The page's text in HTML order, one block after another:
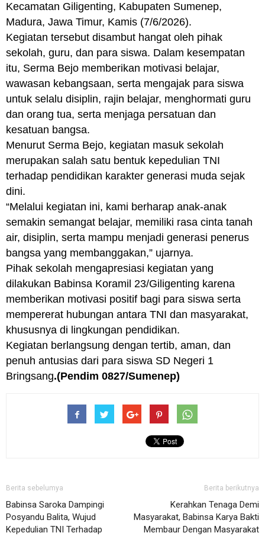
Kecamatan Giligenting, Kabupaten Sumenep,
Madura, Jawa Timur, Kamis (7/6/2026).
Kegiatan tersebut disambut hangat oleh pihak
sekolah, guru, dan para siswa. Dalam kesempatan
itu, Serma Bejo memberikan motivasi belajar,
wawasan kebangsaan, serta mengajak para siswa
untuk selalu disiplin, rajin belajar, menghormati guru
dan orang tua, serta menjaga persatuan dan
kesatuan bangsa.
Menurut Serma Bejo, kegiatan masuk sekolah
merupakan salah satu bentuk kepedulian TNI
terhadap pendidikan karakter generasi muda sejak
dini.
“Melalui kegiatan ini, kami berharap anak-anak
semakin semangat belajar, memiliki rasa cinta tanah
air, disiplin, serta mampu menjadi generasi penerus
bangsa yang membanggakan,” ujarnya.
Pihak sekolah mengapresiasi kegiatan yang
dilakukan Babinsa Koramil 23/Giligenting karena
memberikan motivasi positif bagi para siswa serta
mempererat hubungan antara TNI dan masyarakat,
khususnya di lingkungan pendidikan.
Kegiatan berlangsung dengan tertib, aman, dan
penuh antusias dari para siswa SD Negeri 1
Bringsang.(Pendim 0827/Sumenep)
Berita sebelumya
Babinsa Saroka Dampingi
Posyandu Balita, Wujud
Kepedulian TNI Terhadap
Berita berikutnya
Kerahkan Tenaga Demi
Masyarakat, Babinsa Karya Bakti
Membaur Dengan Masyarakat